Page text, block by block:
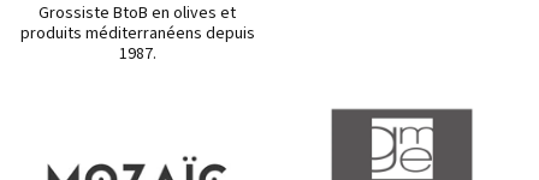
Grossiste BtoB en olives et
produits méditerranéens depuis
1987.